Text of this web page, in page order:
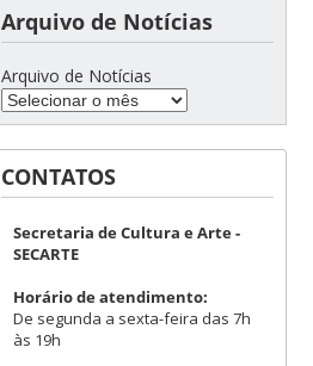
Arquivo de Notícias
Arquivo de Notícias
CONTATOS
Secretaria de Cultura e Arte -
SECARTE
Horário de atendimento:
De segunda a sexta-feira das 7h
às 19h